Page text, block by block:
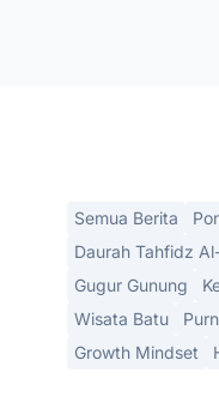
Semua Berita
Daurah Tahfidz
Gugur Gunung
Wisata Batu
Growth Mindset